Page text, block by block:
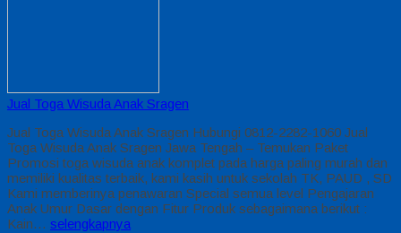
Jual Toga Wisuda Anak Sragen
Jual Toga Wisuda Anak Sragen Hubungi 0812-2282-1060 Jual
Toga Wisuda Anak Sragen Jawa Tengah – Temukan Paket
Promosi toga wisuda anak komplet pada harga paling murah dan
memiliki kualitas terbaik, kami kasih untuk sekolah TK, PAUD , SD
Kami memberinya penawaran Special semua level Pengajaran
Anak Umur Dasar dengan Fitur Produk sebagaimana berikut :
Kain… selengkapnya